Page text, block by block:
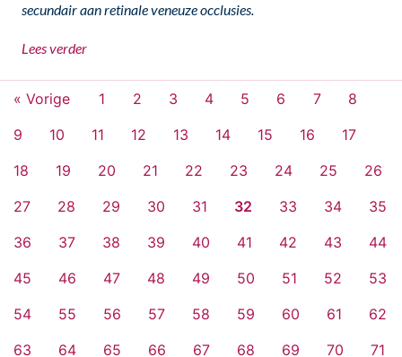
secundair aan retinale veneuze occlusies.
Lees verder
« Vorige 1 2 3 4 5 6 7
8
9
10 11 12 13 14 15 16
17
18
19 20 21 22 23 24 25
26
27
28 29 30 31 32 33 34
35
36
37 38 39 40 41 42 43
44
45
46 47 48 49 50 51 52
53
54
55 56 57 58 59 60 61
62
63
64 65 66 67 68 69 70 71